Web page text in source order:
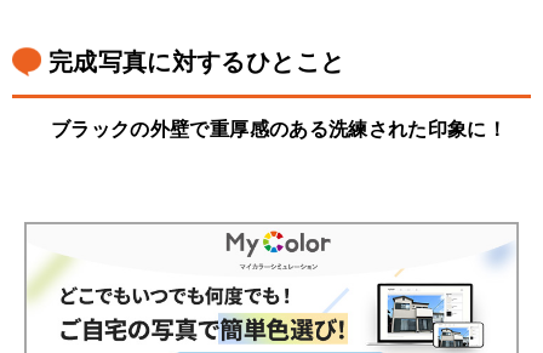
完成写真に対するひとこと
ブラックの外壁で重厚感のある洗練された印象に！